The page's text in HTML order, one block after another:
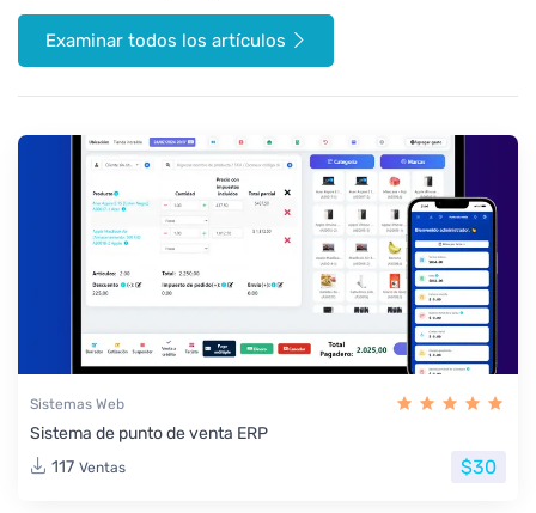
Examinar todos los artículos
Sistemas Web
Sistema de punto de venta ERP
117 Ventas $30